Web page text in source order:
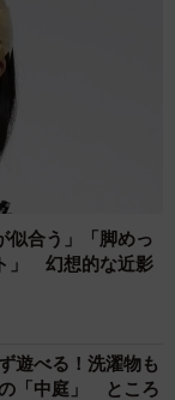
なかったことな
猫にはお留守番
から急にメッセ
ないそうです
取り、仕事にま
野です。
似合う」「脚めっ
」 幻想的な近影
遊べる！洗濯物も
「中庭」 ところ